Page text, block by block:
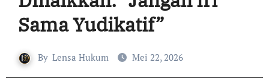
Sama Yudikatif”
By Lensa Hukum Mei 22, 2026